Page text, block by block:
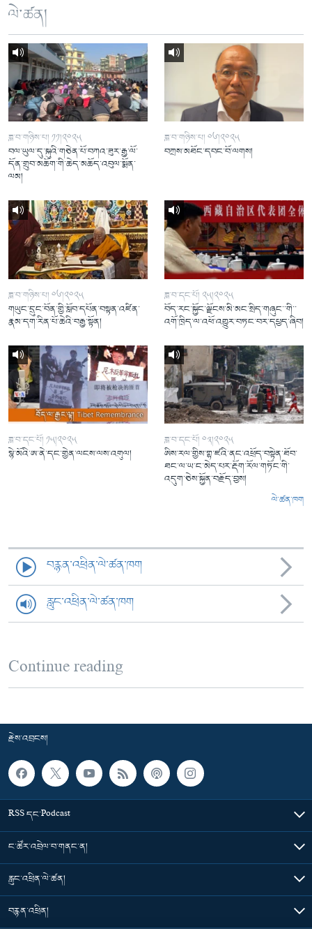
ལེ་ཚན།
ཟླ་བ་གཉིས་པ། ༡༡།༢༠༢༥
བལ་ཡུལ་དུ་སྐུའི་གཅེན་པོ་བཀའ་ཟུར་རྒྱ་ལོ་
དོན་གྲུབ་མཆོག་གི་ཆེད་མཆོད་འབུལ་སྨོན་
ལམ།
ཟླ་བ་གཉིས་པ། ༠༦།༢༠༢༥
བཀྲས་མཐོང་དབང་བོ་ལགས།
ཟླ་བ་གཉིས་པ། ༠༦།༢༠༢༥
གཡུང་དྲུང་བོན་གྱི་སློབ་དཔོན་བསྟན་འཛིན་
རྣམ་དག་རིན་པོ་ཆེའི་བརྒྱ་སྟོན།
ཟླ་བ་དང་པོ། ༢༥།༢༠༢༥
བོད་རང་སྐྱོང་ལྗོངས་མི་མང་སྲིད་གཞུང་་གི་་
འགོ་ཁྲིད་ལ་འཕོ་འགྱུར་བཏང་བར་དཔྱད་ཞིབ།
ཟླ་བ་དང་པོ། ༡༥།༢༠༢༥
སྙེ་མོའི་ཨ་ནེ་དང་གྱེན་ལངས་ལས་འགུལ།
ཟླ་བ་དང་པོ། ༠༣།༢༠༢༥
ཨིས་རལ་གྱིས་གྷ་ཛའི་ནང་འཕྲོད་བསྟེན་ཐོབ་
ཐང་ལ་ཡ་ང་མེད་པར་རྡོག་རོལ་གཏོང་གི་
འདུག་ཅེས་སྐྱོན་བརྗོད་བྱས།
ལེ་ཚན་ཁག
བརྙན་འཕྲིན་ལེ་ཚན་ཁག
རླུང་འཕྲིན་ལེ་ཚན་ཁག
Continue reading
རྗེས་འབྲངས།
RSS དང་Podcast
ང་ཚོར་འབྲེལ་བ་གནང་ན།
རླུང་འཕྲིན་ལེ་ཚན།
བརྙན་འཕྲིན།